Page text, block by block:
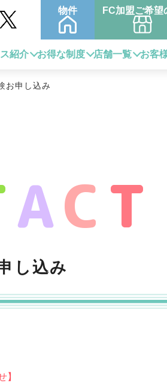
お申し込み
物件 FC加盟ご希望
紹介 お得な制度 店舗一覧 お客
ACT
し込み
】